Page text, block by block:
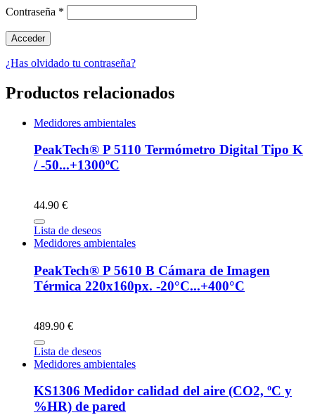
Contraseña *
¿Has olvidado tu contraseña?
Productos relacionados
Medidores ambientales
PeakTech® P 5110 Termómetro Digital Tipo K
/ -50...+1300ºC
44.90 €
Lista de deseos
Medidores ambientales
PeakTech® P 5610 B Cámara de Imagen
Térmica 220x160px. -20°C...+400°C
489.90 €
Lista de deseos
Medidores ambientales
KS1306 Medidor calidad del aire (CO2, ºC y
%HR) de pared